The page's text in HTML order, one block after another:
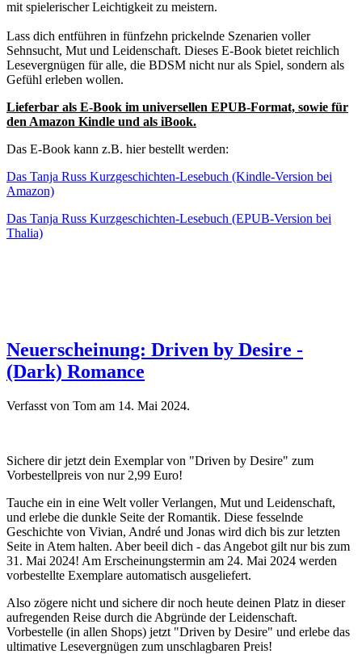
mit spielerischer Leichtigkeit zu meistern.
Lass dich entführen in fünfzehn prickelnde Szenarien voller
Sehnsucht, Mut und Leidenschaft. Dieses E-Book bietet reichlich
Lesevergnügen für alle, die BDSM nicht nur als Spiel, sondern als
Gefühl erleben wollen.
Lieferbar als E-Book im universellen EPUB-Format, sowie für
den Amazon Kindle und als iBook.
Das E-Book kann z.B. hier bestellt werden:
Das Tanja Russ Kurzgeschichten-Lesebuch (Kindle-Version bei
Amazon)
Das Tanja Russ Kurzgeschichten-Lesebuch (EPUB-Version bei
Thalia)
Neuerscheinung: Driven by Desire -
(Dark) Romance
Verfasst von Tom am 14. Mai 2024.
Sichere dir jetzt dein Exemplar von "Driven by Desire" zum
Vorbestellpreis von nur 2,99 Euro!
Tauche ein in eine Welt voller Verlangen, Mut und Leidenschaft,
und erlebe die dunkle Seite der Romantik. Diese fesselnde
Geschichte von Vivian, André und Jonas wird dich bis zur letzten
Seite in Atem halten. Aber beeil dich - das Angebot gilt nur bis zum
31. Mai 2024! Am Erscheinungstermin am 24. Mai 2024 werden
vorbestellte Exemplare automatisch ausgeliefert.
Also zögere nicht und sichere dir noch heute deinen Platz in dieser
aufregenden Reise durch die Abgründe der Leidenschaft.
Vorbestelle (in allen Shops) jetzt "Driven by Desire" und erlebe das
ultimative Lesevergnügen zum unschlagbaren Preis!